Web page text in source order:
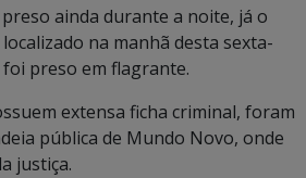
ainda durante a noite, já o
na manhã desta sexta-
preso em flagrante.
extensa ficha criminal, foram
pública de Mundo Novo, onde
justiça.